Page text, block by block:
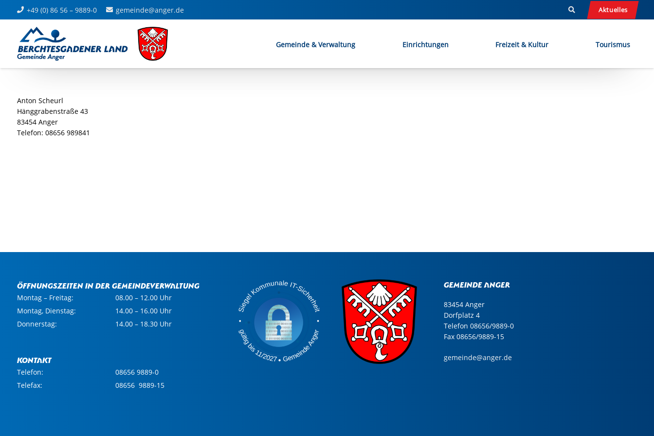
+49 (0) 86 56 – 9889-0 gemeinde@anger.de Aktuelles
Gemeinde & Verwaltung Einrichtungen Freizeit & Kultur Tourismus
Anton Scheurl
Hänggrabenstraße 43
83454 Anger
Telefon: 08656 989841
Öffnungszeiten in der Gemeindeverwaltung
Montag – Freitag:
08.00 – 12.00 Uhr
Montag, Dienstag:
14.00 – 16.00 Uhr
Donnerstag:
14.00 – 18.30 Uhr
Kontakt
Telefon:
08656 9889-0
Telefax:
08656 9889-15
Gemeinde Anger
83454 Anger
Dorfplatz 4
Telefon 08656/9889-0
Fax 08656/9889-15
gemeinde@anger.de